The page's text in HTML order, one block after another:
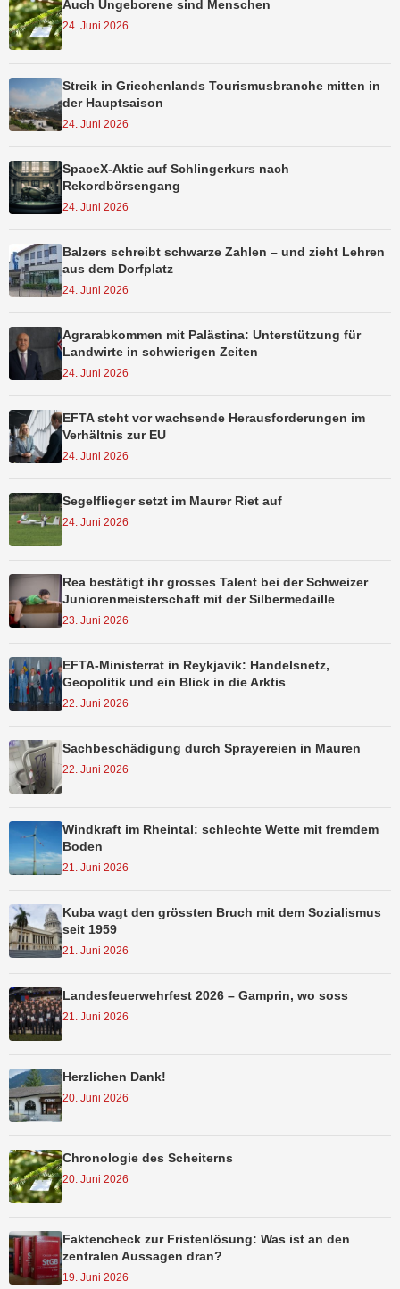
Auch Ungeborene sind Menschen
24. Juni 2026
Streik in Griechenlands Tourismusbranche mitten in
der Hauptsaison
24. Juni 2026
SpaceX-Aktie auf Schlingerkurs nach
Rekordbörsengang
24. Juni 2026
Balzers schreibt schwarze Zahlen – und zieht Lehren
aus dem Dorfplatz
24. Juni 2026
Agrarabkommen mit Palästina: Unterstützung für
Landwirte in schwierigen Zeiten
24. Juni 2026
EFTA steht vor wachsende Herausforderungen im
Verhältnis zur EU
24. Juni 2026
Segelflieger setzt im Maurer Riet auf
24. Juni 2026
Rea bestätigt ihr grosses Talent bei der Schweizer
Juniorenmeisterschaft mit der Silbermedaille
23. Juni 2026
EFTA-Ministerrat in Reykjavik: Handelsnetz,
Geopolitik und ein Blick in die Arktis
22. Juni 2026
Sachbeschädigung durch Sprayereien in Mauren
22. Juni 2026
Windkraft im Rheintal: schlechte Wette mit fremdem
Boden
21. Juni 2026
Kuba wagt den grössten Bruch mit dem Sozialismus
seit 1959
21. Juni 2026
Landesfeuerwehrfest 2026 – Gamprin, wo soss
21. Juni 2026
Herzlichen Dank!
20. Juni 2026
Chronologie des Scheiterns
20. Juni 2026
Faktencheck zur Fristenlösung: Was ist an den
zentralen Aussagen dran?
19. Juni 2026